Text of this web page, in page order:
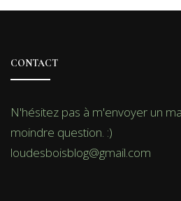
CONTACT
N'hésitez pas à m'envoyer un
moindre question. :)
loudesboisblog@gmail.com